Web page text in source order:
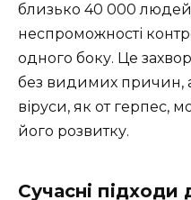
близько 40 000 людей
неспроможності
одного боку. Це
без видимих причин,
віруси, як от герпес,
його розвитку.
Сучасні підходи